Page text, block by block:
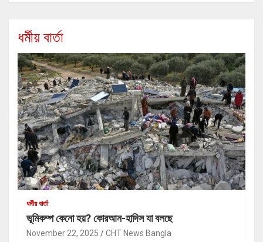
ধর্মীয় বার্তা
ধর্মীয় বার্তা
ভূমিকম্প কেনো হয়? কোরআন-হাদিস যা বলছে
November 22, 2025 CHT News Bangla